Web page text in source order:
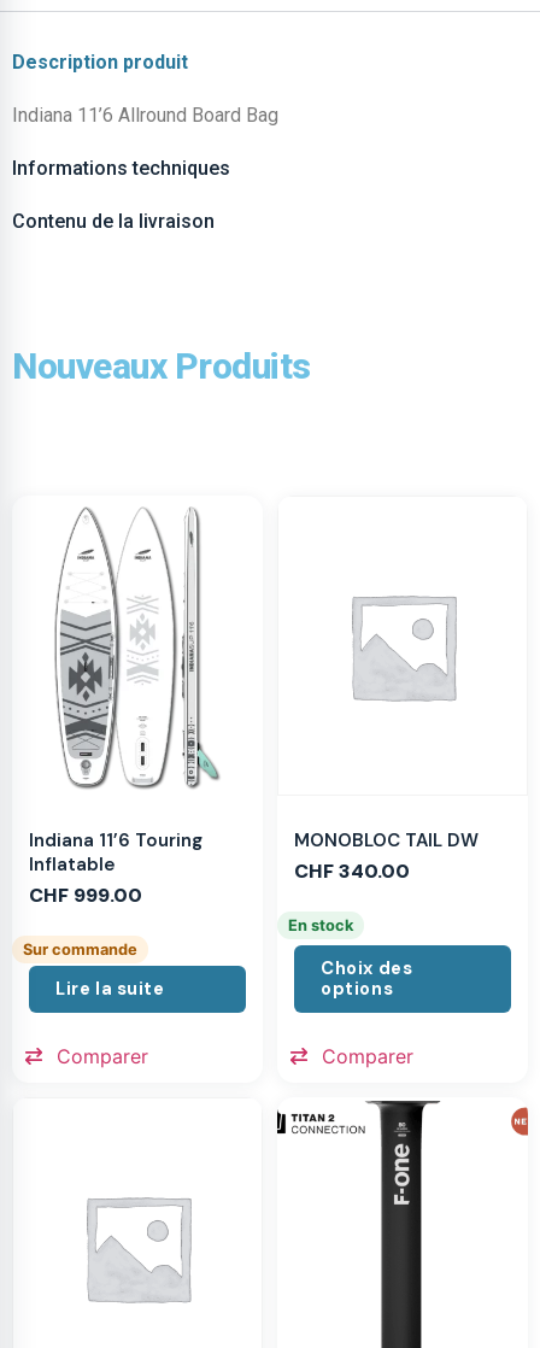
Description produit
Indiana 11’6 Allround Board Bag
Informations techniques
Contenu de la livraison
Nouveaux Produits
Indiana 11’6 Touring
Inflatable
CHF 999.00
Sur commande
Lire la suite
Comparer
MONOBLOC TAIL DW
CHF340.00
En stock
Choix des
options
Comparer